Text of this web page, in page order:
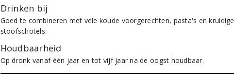
Drinken bij
Goed te combineren met vele koude voorgerechten, pasta's en kruidige
stoofschotels.
Houdbaarheid
Op dronk vanaf één jaar en tot vijf jaar na de oogst houdbaar.